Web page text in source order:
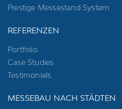
Prestige Messestand System
REFERENZEN
Portfolio
Case Studies
Testimonials
MESSEBAU NACH STÄDTEN